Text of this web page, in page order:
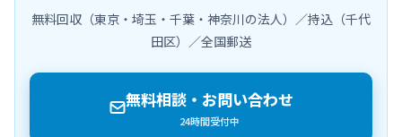
無料回収（東京・埼玉・千葉・神奈川の法人）／持込（千代
田区）／全国郵送
無料相談・お問い合わせ
24時間受付中